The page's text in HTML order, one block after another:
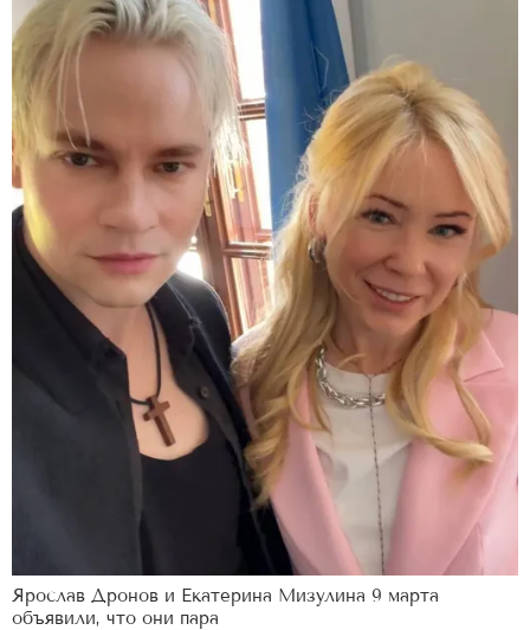
Ярослав Дронов и Екатерина Мизулина 9 марта
объявили, что они пара